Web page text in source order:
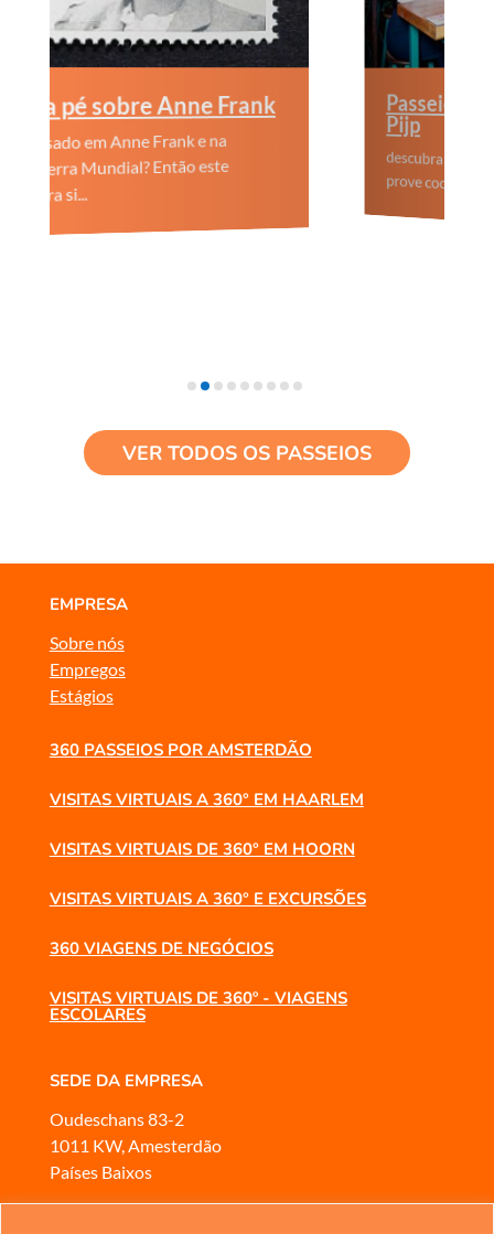
Anne Frank
Anne Frank e na
Então este
Passeio de
descubra uma variedade de
prove cocktails únicos...
VER TODOS OS PASSEIOS
EMPRESA
Sobre nós
Empregos
Estágios
360 PASSEIOS POR AMSTERDÃO
VISITAS VIRTUAIS A 360° EM HAARLEM
VISITAS VIRTUAIS DE 360° EM HOORN
VISITAS VIRTUAIS A 360° E EXCURSÕES
360 VIAGENS DE NEGÓCIOS
VISITAS VIRTUAIS DE 360º - VIAGENS
ESCOLARES
SEDE DA EMPRESA
Oudeschans 83-2
1011 KW, Amesterdão
Países Baixos
SERVIÇO AO CLIENTE